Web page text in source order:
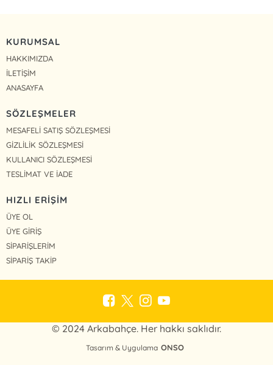
KURUMSAL
HAKKIMIZDA
İLETİŞİM
ANASAYFA
SÖZLEŞMELER
MESAFELİ SATIŞ SÖZLEŞMESİ
GİZLİLİK SÖZLEŞMESİ
KULLANICI SÖZLEŞMESİ
TESLİMAT VE İADE
HIZLI ERİŞİM
ÜYE OL
ÜYE GİRİŞ
SİPARİŞLERİM
SİPARİŞ TAKİP
© 2024 Arkabahçe. Her hakkı saklıdır.
Tasarım & Uygulama ONSO